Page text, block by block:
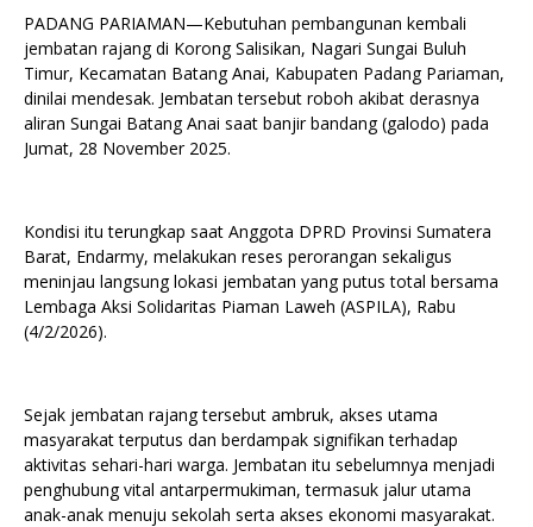
PADANG PARIAMAN—Kebutuhan pembangunan kembali
jembatan rajang di Korong Salisikan, Nagari Sungai Buluh
Timur, Kecamatan Batang Anai, Kabupaten Padang Pariaman,
dinilai mendesak. Jembatan tersebut roboh akibat derasnya
aliran Sungai Batang Anai saat banjir bandang (galodo) pada
Jumat, 28 November 2025.
Kondisi itu terungkap saat Anggota DPRD Provinsi Sumatera
Barat, Endarmy, melakukan reses perorangan sekaligus
meninjau langsung lokasi jembatan yang putus total bersama
Lembaga Aksi Solidaritas Piaman Laweh (ASPILA), Rabu
(4/2/2026).
Sejak jembatan rajang tersebut ambruk, akses utama
masyarakat terputus dan berdampak signifikan terhadap
aktivitas sehari-hari warga. Jembatan itu sebelumnya menjadi
penghubung vital antarpermukiman, termasuk jalur utama
anak-anak menuju sekolah serta akses ekonomi masyarakat.